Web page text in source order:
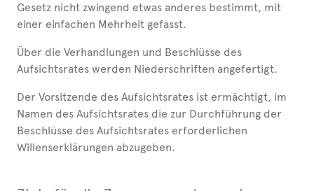
Gesetz nicht zwingend etwas anderes bestimmt, mit
einer einfachen Mehrheit gefasst.
Über die Verhandlungen und Beschlüsse des
Aufsichtsrates werden Niederschriften angefertigt.
Der Vorsitzende des Aufsichtsrates ist ermächtigt, im
Namen des Aufsichtsrates die zur Durchführung der
Beschlüsse des Aufsichtsrates erforderlichen
Willenserklärungen abzugeben.